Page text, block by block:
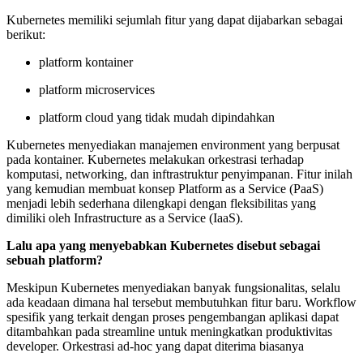
Kubernetes memiliki sejumlah fitur yang dapat dijabarkan sebagai
berikut:
platform kontainer
platform microservices
platform cloud yang tidak mudah dipindahkan
Kubernetes menyediakan manajemen environment yang berpusat
pada kontainer. Kubernetes melakukan orkestrasi terhadap
komputasi, networking, dan inftrastruktur penyimpanan. Fitur inilah
yang kemudian membuat konsep Platform as a Service (PaaS)
menjadi lebih sederhana dilengkapi dengan fleksibilitas yang
dimiliki oleh Infrastructure as a Service (IaaS).
Lalu apa yang menyebabkan Kubernetes disebut sebagai
sebuah platform?
Meskipun Kubernetes menyediakan banyak fungsionalitas, selalu
ada keadaan dimana hal tersebut membutuhkan fitur baru. Workflow
spesifik yang terkait dengan proses pengembangan aplikasi dapat
ditambahkan pada streamline untuk meningkatkan produktivitas
developer. Orkestrasi ad-hoc yang dapat diterima biasanya